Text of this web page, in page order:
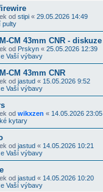
od stipi « 29.05.2026 14:49
pulty
CM 43mm CNR - diskuze
od Prskyn « 25.05.2026 12:39
Vaší výbavy
CM 43mm CNR
od jastud « 15.05.2026 9:52
Vaší výbavy
od wikxzen « 14.05.2026 23:05
kytary
od jastud « 14.05.2026 10:21
Vaší výbavy
od jastud « 14.05.2026 10:20
Vaší výbavy